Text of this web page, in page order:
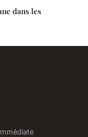
dans les